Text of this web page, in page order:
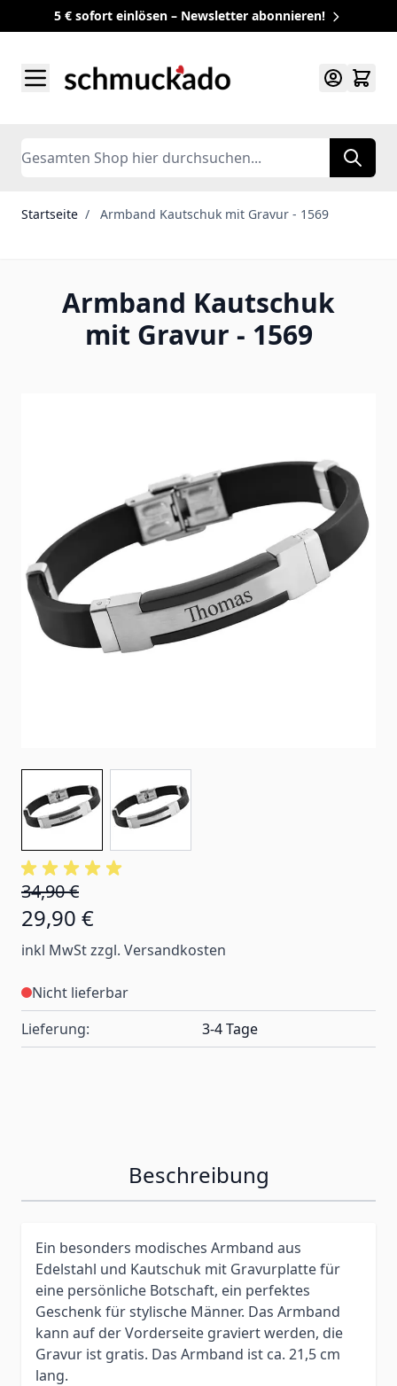
5 € sofort einlösen – Newsletter abonnieren!
Search
Startseite / Armband Kautschuk mit Gravur - 1569
Armband Kautschuk
mit Gravur - 1569
34,90 €
29,90 €
inkl MwSt zzgl. Versandkosten
Nicht lieferbar
Lieferung:
3-4 Tage
Beschreibung
Ein besonders modisches Armband aus
Edelstahl und Kautschuk mit Gravurplatte für
eine persönliche Botschaft, ein perfektes
Geschenk für stylische Männer. Das Armband
kann auf der Vorderseite graviert werden, die
Gravur ist gratis. Das Armband ist ca. 21,5 cm
lang.